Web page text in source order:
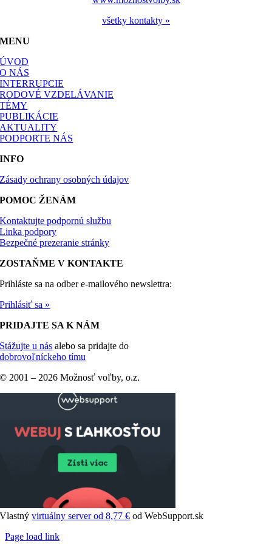
všetky kontakty »
MENU
ÚVOD
O NÁS
INTERRUPCIE
RODOVÉ VZDELÁVANIE
TÉMY
PUBLIKÁCIE
AKTUALITY
PODPORTE NÁS
INFO
Zásady ochrany osobných údajov
POMOC ŽENÁM
Kontaktujte podpornú službu
Linka podpory
Bezpečné prezeranie stránky
ZOSTAŇME V KONTAKTE
Prihláste sa na odber e-mailového newslettra:
Prihlásiť sa »
PRIDAJTE SA K NÁM
Stážujte u nás alebo sa pridajte do
dobrovoľníckeho tímu
© 2001 – 2026 Možnosť voľby, o.z.
Vlastnývirtuálny server od 8,77 € od WebSupport.sk
Page load link